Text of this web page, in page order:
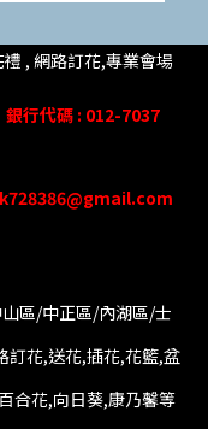
, 網路訂花,專業會場
銀行代碼 : 012-7037
區/中正區/內湖區/士
訂花,送花,插花,花籃,盆
合花,向日葵,康乃馨等